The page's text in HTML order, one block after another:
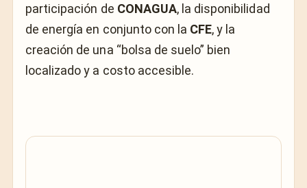
participación de CONAGUA, la disponibilidad
de energía en conjunto con la CFE, y la
creación de una “bolsa de suelo” bien
localizado y a costo accesible.